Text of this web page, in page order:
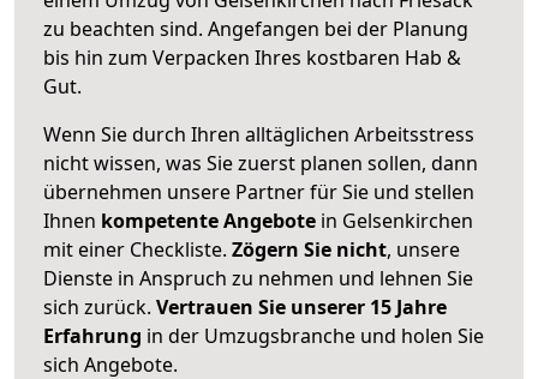
zu beachten sind. Angefangen bei der Planung
bis hin zum Verpacken Ihres kostbaren Hab &
Gut.
Wenn Sie durch Ihren alltäglichen Arbeitsstress
nicht wissen, was Sie zuerst planen sollen, dann
übernehmen unsere Partner für Sie und stellen
Ihnen kompetente Angebote in Gelsenkirchen
mit einer Checkliste. Zögern Sie nicht, unsere
Dienste in Anspruch zu nehmen und lehnen Sie
sich zurück. Vertrauen Sie unserer 15 Jahre
Erfahrung in der Umzugsbranche und holen Sie
sich Angebote.